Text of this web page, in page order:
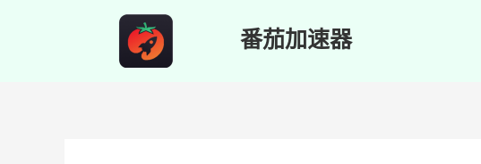
番茄加速器